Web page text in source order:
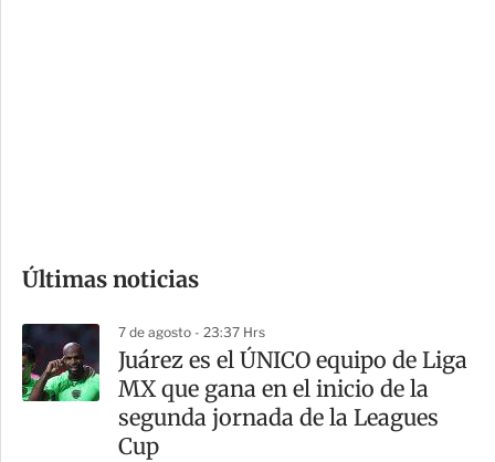
m
a
r
t
Últimas noticias
7 de agosto - 23:37 Hrs
Juárez es el ÚNICO equipo de Liga
MX que gana en el inicio de la
segunda jornada de la Leagues
Cup